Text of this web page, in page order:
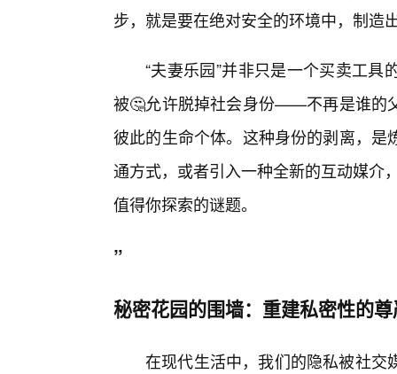
步，就是要在绝对安全的环境中，制造
“夫妻乐园”并非只是一个买卖工
被🤔允许脱掉社会身份——不再是谁的
彼此的生命个体。这种身份的剥离，
通方式，或者引入一种全新的互动媒介
值得你探索的谜题。
”
秘密花园的围墙：重建私密性的
在现代生活中，我们的隐私被社交